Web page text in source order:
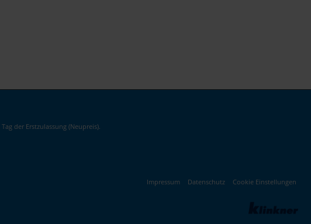
der Erstzulassung (Neupreis).
Impressum Datenschutz Cookie Einstellungen